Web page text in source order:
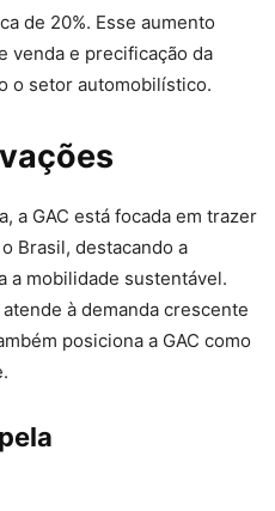
de 20%. Esse aumento
venda e precificação da
o setor automobilístico.
a GAC está focada em trazer
Brasil, destacando a
a mobilidade sustentável.
à demanda crescente
posiciona a GAC como